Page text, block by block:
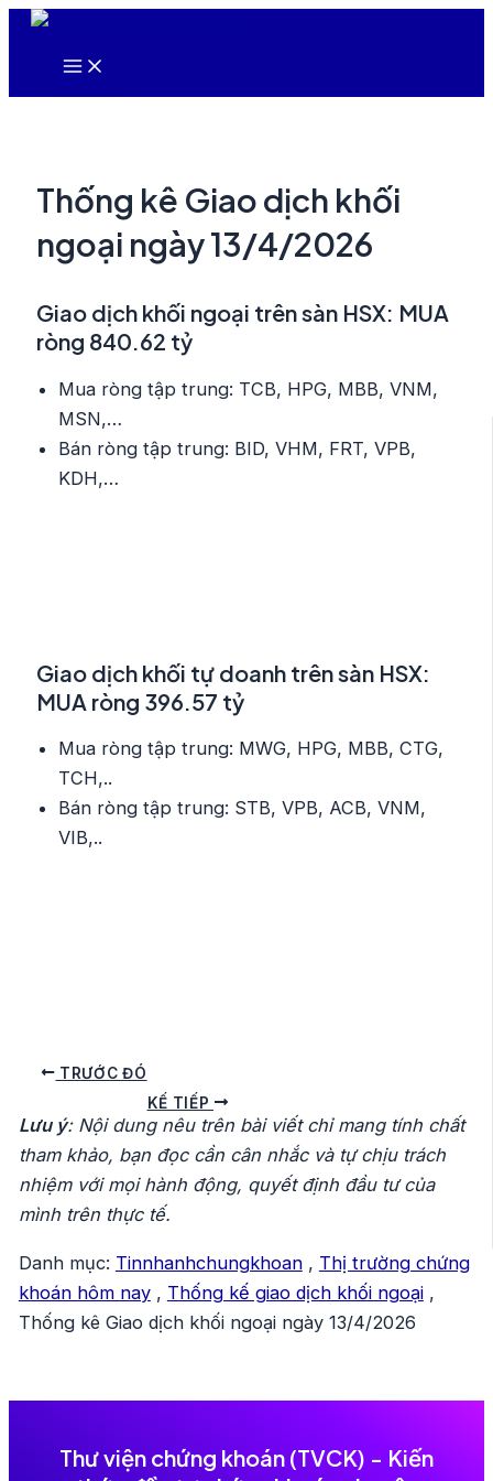
Nhảy
Main
Thống kê Giao dịch khối
ngoại ngày 13/4/2026
Giao dịch khối ngoại trên sàn HSX: MUA
ròng 840.62 tỷ
Mua ròng tập trung: TCB, HPG, MBB, VNM,
MSN,…
Bán ròng tập trung: BID, VHM, FRT, VPB,
KDH,…
Giao dịch khối tự doanh trên sàn HSX:
MUA ròng 396.57 tỷ
Mua ròng tập trung: MWG, HPG, MBB, CTG,
TCH,..
Bán ròng tập trung: STB, VPB, ACB, VNM,
VIB,..
Điều
bài
viết
TRƯỚC ĐÓ
KẾ TIẾP
Lưu ý: Nội dung nêu trên bài viết chỉ mang tính chất
tham khảo, bạn đọc cần cân nhắc và tự chịu trách
nhiệm với mọi hành động, quyết định đầu tư của
mình trên thực tế.
Danh mục: Tinnhanhchungkhoan, Thị trường chứng
khoán hôm nay, Thống kế giao dịch khối ngoại,
Thống kê Giao dịch khối ngoại ngày 13/4/2026
Thư viện chứng khoán (TVCK) - Kiến